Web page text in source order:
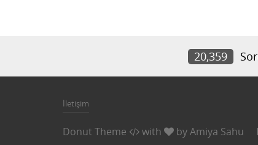
20,359
İletişim
Donut Theme with byAmiya Sahu